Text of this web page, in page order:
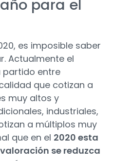
para el
es imposible saber
Actualmente el
entre
que cotizan a
muy altos y
industriales,
a múltiplos muy
que en el 2020 esta
se reduzca